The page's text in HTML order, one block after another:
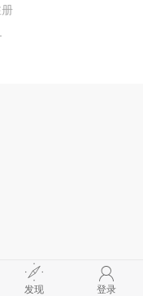
发现 登录